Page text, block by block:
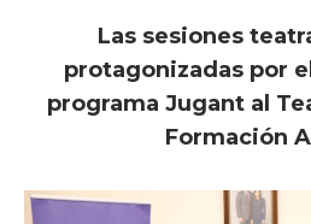
Las sesiones
protagonizadas por
programa Jugant al
Formación